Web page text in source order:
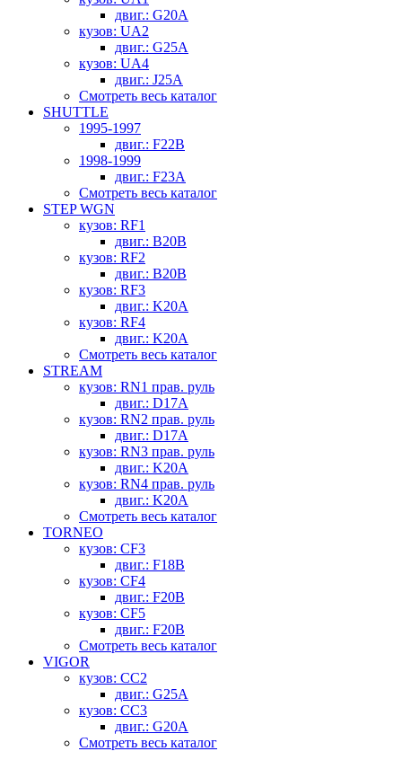
двиг.: G20A
кузов: UA2
двиг.: G25A
кузов: UA4
двиг.: J25A
Смотреть весь каталог
SHUTTLE
1995-1997
двиг.: F22B
1998-1999
двиг.: F23A
Смотреть весь каталог
STEP WGN
кузов: RF1
двиг.: B20B
кузов: RF2
двиг.: B20B
кузов: RF3
двиг.: K20A
кузов: RF4
двиг.: K20A
Смотреть весь каталог
STREAM
кузов: RN1 прав. руль
двиг.: D17A
кузов: RN2 прав. руль
двиг.: D17A
кузов: RN3 прав. руль
двиг.: K20A
кузов: RN4 прав. руль
двиг.: K20A
Смотреть весь каталог
TORNEO
кузов: CF3
двиг.: F18B
кузов: CF4
двиг.: F20B
кузов: CF5
двиг.: F20B
Смотреть весь каталог
VIGOR
кузов: CC2
двиг.: G25A
кузов: CC3
двиг.: G20A
Смотреть весь каталог